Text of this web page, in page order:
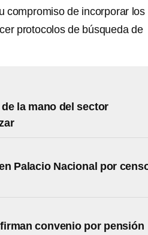
compromiso de incorporar los
protocolos de búsqueda de
la mano del sector
Palacio Nacional por
convenio por pensión